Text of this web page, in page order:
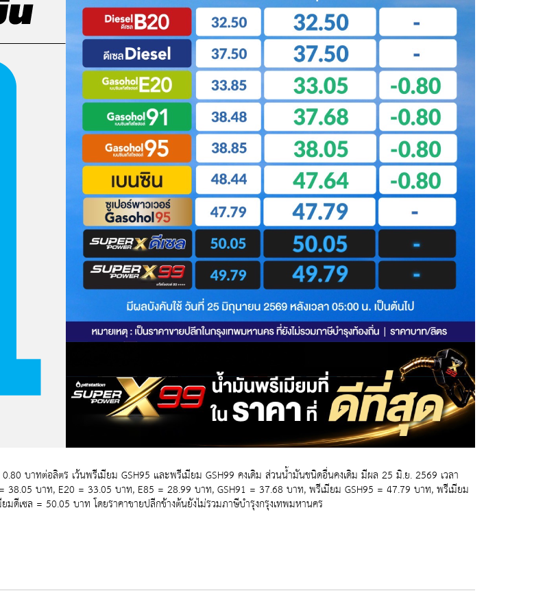
บาทต่อลิตร เว้นพรีเมียม GSH95 และพรีเมียม GSH99 คงเดิม ส่วนน้ำมันชนิดอื่นคงเดิม มีผล 25 มิ.ย. 2569 เวลา
38.05 บาท, E20 = 33.05 บาท, E85 = 28.99 บาท, GSH91 = 37.68 บาท, พรีเมียม GSH95 = 47.79 บาท, พรีเมียม
เซล = 50.05 บาท โดยราคาขายปลีกข้างต้นยังไม่รวมภาษีบำรุงกรุงเทพมหานคร